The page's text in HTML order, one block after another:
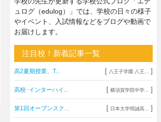
ュログ（edulog）」では、学校の日々の様子
やイベント、入試情報などをブログや動画で
お届けします。
注目校！新着記事一覧
高2夏期授業、T... [ 八王子学園 八王... ]
高校･インターハイ... [ 横須賀学院中学... ]
第1回オープンスク... [ 日本大学明誠高... ]